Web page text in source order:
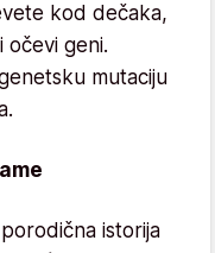
kod dečaka,
geni.
mutaciju
istorija